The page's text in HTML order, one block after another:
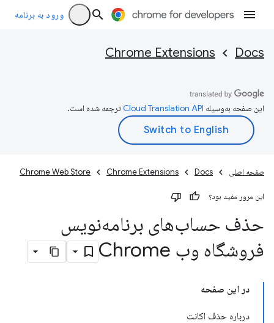
ورود به برنامه
Docs
Chrome Extensions
این صفحه به‌وسیله ترجمه شده است.
صفحه اصلی Docs
Chrome Extensions
Chrome Web Store
این مرور مفید بود؟
حذف حساب‌های برنامه‌نویس
فروشگاه وب Chrome
در این صفحه
درباره حذف اکانت